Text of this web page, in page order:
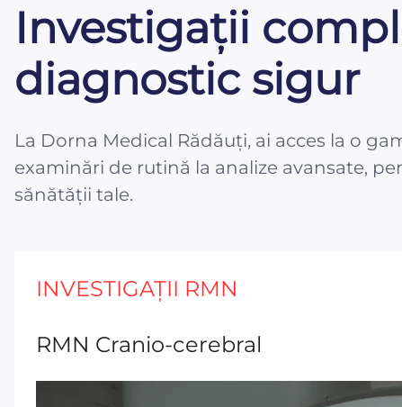
Investigații
diagnostic sigur
La Dorna Medical Rădăuți, ai acces la o
examinări de rutină la analize avansate,
sănătății tale.
INVESTIGAȚII RMN
RMN Cranio-cerebral